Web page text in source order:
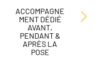
ACCOMPAGNE
MENT DÉDIÉ
AVANT,
PENDANT &
APRÈS LA
POSE